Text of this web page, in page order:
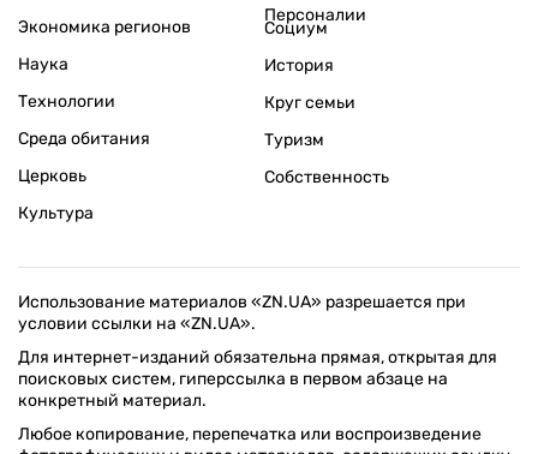
Экономика регионов
Персоналии
Наука
Технологии
Среда обитания
Церковь
Культура
Социум
История
Круг семьи
Туризм
Собственность
Использование материалов «ZN.UA» разрешается при
условии ссылки на «ZN.UA».
Для интернет-изданий обязательна прямая, открытая для
поисковых систем, гиперссылка в первом абзаце на
конкретный материал.
Любое копирование, перепечатка или воспроизведение